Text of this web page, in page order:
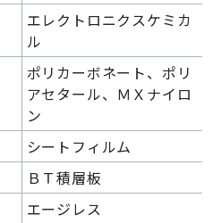
エレクトロニクスケミカ
ル
ポリカーボネート、ポリ
アセタール、ＭＸナイロ
ン
シートフィルム
ＢＴ積層板
エージレス